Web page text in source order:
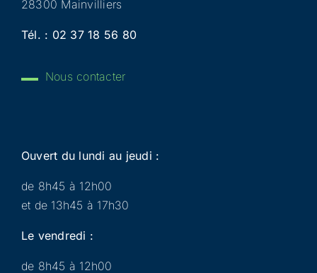
28300 Mainvilliers
Tél. : 02 37 18 56 80
Nous contacter
Ouvert du lundi au jeudi :
de 8h45 à 12h00
et de 13h45 à 17h30
Le vendredi :
de 8h45 à 12h00